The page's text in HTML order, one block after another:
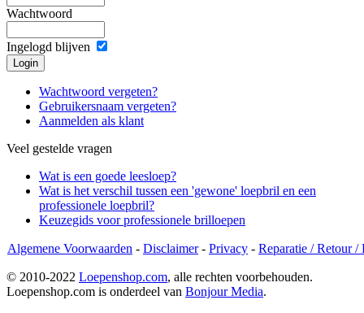
Wachtwoord
Ingelogd blijven
Wachtwoord vergeten?
Gebruikersnaam vergeten?
Aanmelden als klant
Veel gestelde vragen
Wat is een goede leesloep?
Wat is het verschil tussen een 'gewone' loepbril en een
professionele loepbril?
Keuzegids voor professionele brilloepen
Algemene Voorwaarden - Disclaimer- Privacy - Reparatie / Retour /
© 2010-2022 Loepenshop.com, alle rechten voorbehouden.
Loepenshop.com is onderdeel van Bonjour Media.